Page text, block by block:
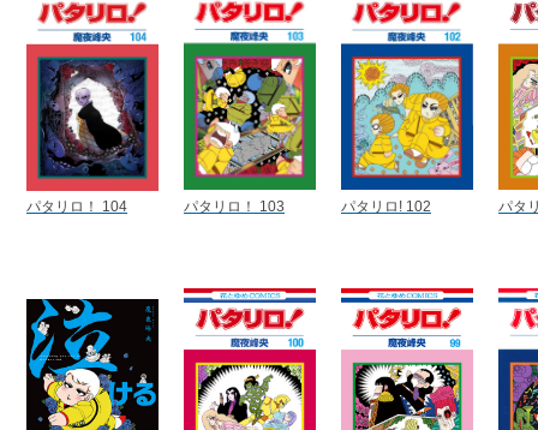
パタリロ！ 104 パタリロ！ 103 パタリロ! 102 パタ